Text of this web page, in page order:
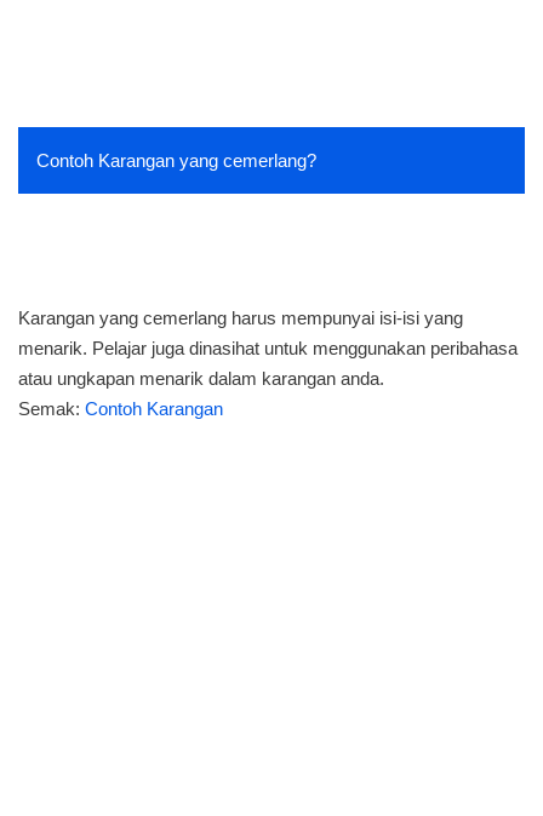
Contoh Karangan yang cemerlang?
Karangan yang cemerlang harus mempunyai isi-isi yang
menarik. Pelajar juga dinasihat untuk menggunakan peribahasa
atau ungkapan menarik dalam karangan anda.
Semak: Contoh Karangan